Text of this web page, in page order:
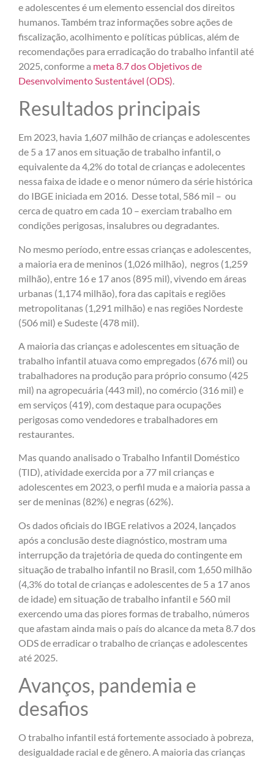
e adolescentes é um elemento essencial dos direitos
humanos. Também traz informações sobre ações de
fiscalização, acolhimento e políticas públicas, além de
recomendações para erradicação do trabalho infantil até
2025, conforme a meta 8.7 dos Objetivos de
Desenvolvimento Sustentável (ODS)
Resultados principais
Em 2023, havia 1,607 milhão de crianças e adolescentes
de 5 a 17 anos em situação de trabalho infantil, o
equivalente da 4,2% do total de crianças e adolecentes
nessa faixa de idade e o menor número da série histórica
do IBGE iniciada em 2016. Desse total, 586 mil – ou
cerca de quatro em cada 10 – exerciam trabalho em
condições perigosas, insalubres ou degradantes.
No mesmo período, entre essas crianças e adolescentes,
a maioria era de meninos (1,026 milhão), negros (1,259
milhão), entre 16 e 17 anos (895 mil), vivendo em áreas
urbanas (1,174 milhão), fora das capitais e regiões
metropolitanas (1,291 milhão) e nas regiões Nordeste
(506 mil) e Sudeste (478 mil).
A maioria das crianças e adolescentes em situação de
trabalho infantil atuava como empregados (676 mil) ou
trabalhadores na produção para próprio consumo (425
mil) na agropecuária (443 mil), no comércio (316 mil) e
em serviços (419), com destaque para ocupações
perigosas como vendedores e trabalhadores em
restaurantes.
Mas quando analisado o Trabalho Infantil Doméstico
(TID), atividade exercida por a 77 mil crianças e
adolescentes em 2023, o perfil muda e a maioria passa a
ser de meninas (82%) e negras (62%).
Os dados oficiais do IBGE relativos a 2024, lançados
após a conclusão deste diagnóstico, mostram uma
interrupção da trajetória de queda do contingente em
situação de trabalho infantil no Brasil, com 1,650 milhão
(4,3% do total de crianças e adolescentes de 5 a 17 anos
de idade) em situação de trabalho infantil e 560 mil
exercendo uma das piores formas de trabalho, números
que afastam ainda mais o país do alcance da meta 8.7 dos
ODS de erradicar o trabalho de crianças e adolescentes
até 2025.
Avanços, pandemia e
desafios
O trabalho infantil está fortemente associado à pobreza,
desigualdade racial e de gênero. A maioria das crianças